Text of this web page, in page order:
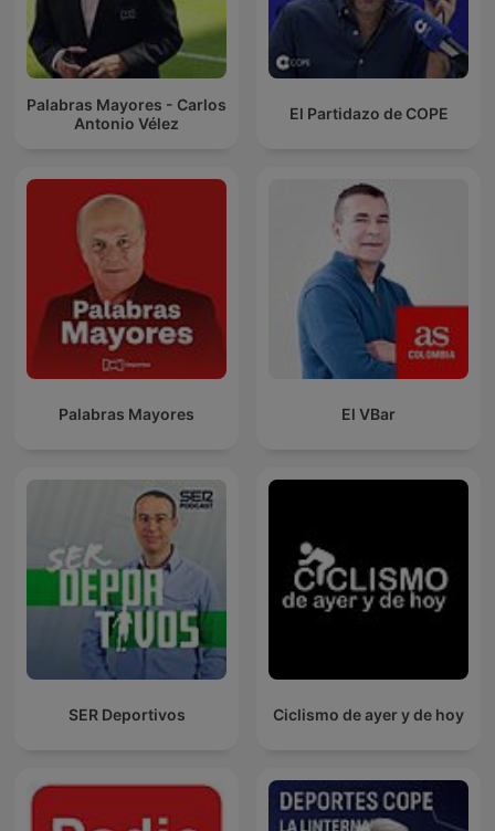
Palabras Mayores - Carlos
Antonio Vélez
El Partidazo de COPE
Palabras Mayores El VBar
SER Deportivos Ciclismo de ayer y de hoy